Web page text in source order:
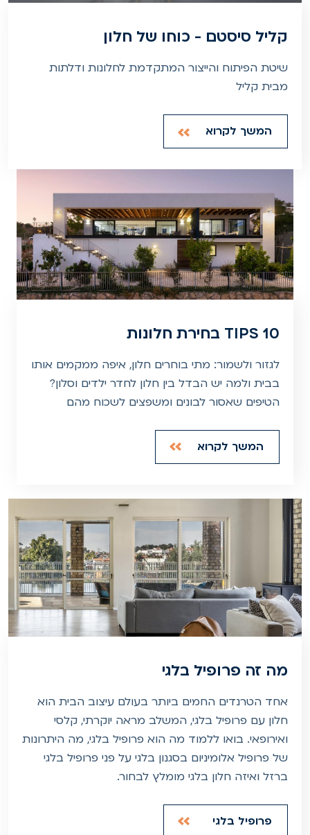
קליל סיסטם - כוחו של חלון
שיטת הפיתוח והייצור המתקדמת לחלונות ודלתות
מבית קליל
המשך לקרוא
10 TIPS בחירת חלונות
לגזור ולשמור: מתי בוחרים חלון, איפה ממקמים אותו
בבית ולמה יש הבדל בין חלון לחדר ילדים וסלון?
הטיפים שאסור לבונים ומשפצים לשכוח מהם
המשך לקרוא
מה זה פרופיל בלגי
אחד הטרנדים החמים ביותר בעולם עיצוב הבית הוא
חלון עם פרופיל בלגי, המשלב מראה יוקרתי, קלסי
ואירופאי. בואו ללמוד מה הוא פרופיל בלגי, מה היתרונות
של פרופיל אלומיניום בסגנון בלגי על פני פרופיל בלגי
ברזל ואיזה חלון בלגי מומלץ לבחור.
פרופיל בלגי